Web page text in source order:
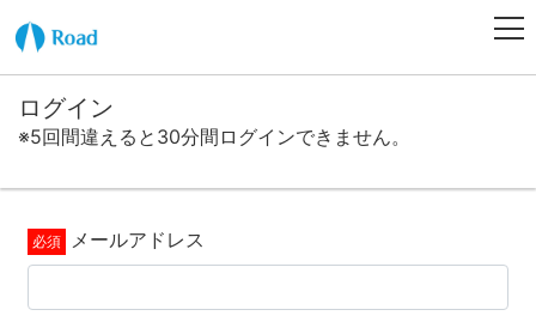
ログイン
※5回間違えると30分間ログインできません。
メールアドレス